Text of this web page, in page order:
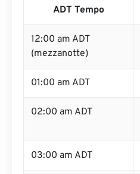
ADT Tempo
12:00 am ADT
(mezzanotte)
01:00 am ADT
02:00 am ADT
03:00 am ADT